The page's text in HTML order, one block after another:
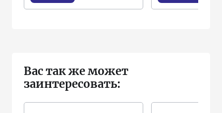
Вас так же может
заинтересовать: